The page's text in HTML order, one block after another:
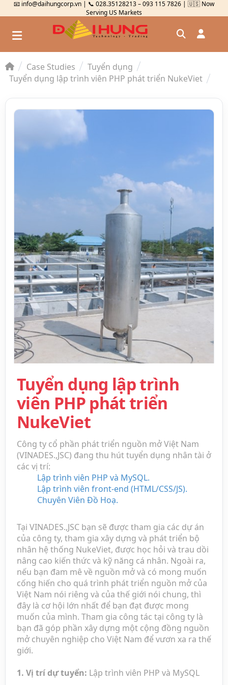
📧 info@daihungcorp.vn | 📞 028.35128213 – 093 115 7826 | 🇺🇸 Now
Serving US Markets
Đăng nhập
Kiểm tra đơn hàng
Case Studies
Tuyển dụng
Tuyển dụng lập trình viên PHP phát triển NukeViet
Tuyển dụng lập trình
viên PHP phát triển
NukeViet
Công ty cổ phần phát triển nguồn mở Việt Nam
(VINADES.,JSC) đang thu hút tuyển dụng nhân tài ở
các vị trí:
Lập trình viên PHP và MySQL.
Lập trình viên front-end (HTML/CSS/JS).
Chuyên Viên Đồ Hoạ.
Tại VINADES.,JSC bạn sẽ được tham gia các dự án
của công ty, tham gia xây dựng và phát triển bộ
nhân hệ thống NukeViet, được học hỏi và trau dồi
nâng cao kiến thức và kỹ năng cá nhân. Ngoài ra,
nếu bạn đam mê về nguồn mở và có mong muốn
cống hiến cho quá trình phát triển nguồn mở của
Việt Nam nói riêng và của thế giới nói chung, thì
đây là cơ hội lớn nhất để bạn đạt được mong
muốn của mình. Tham gia công tác tại công ty là
bạn đã góp phần xây dựng một cộng đồng nguồn
mở chuyên nghiệp cho Việt Nam để vươn xa ra thế
giới.
1. Vị trí dự tuyển: Lập trình viên PHP và MySQL